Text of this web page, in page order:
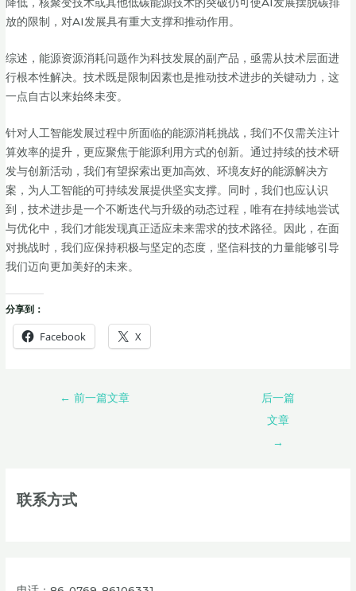
降低，核聚变技术或其他低碳能源技术的突破仍可使AI发展摆脱碳排
放的限制，对AI发展具有重大支撑和推动作用。
综述，能源资源消耗问题作为科技发展的副产品，亟需从技术层面进
行根本性解决。技术既是限制因素也是推动技术进步的关键动力，这
一点自古以来始终未变。
针对人工智能发展过程中所面临的能源消耗挑战，我们不仅需关注计
算效率的提升，更应聚焦于能源利用方式的创新。通过持续的技术研
发与创新活动，我们有望探索出更加高效、环境友好的能源解决方
案，为人工智能的可持续发展提供坚实支撑。同时，我们也应认识
到，技术进步是一个不断迭代与升级的动态过程，唯有在持续地尝试
与优化中，我们才能发现真正适应未来需求的技术路径。因此，在面
对挑战时，我们应保持积极与坚定的态度，坚信科技的力量能够引导
我们迈向更加美好的未来。
分享到：
Facebook X
← 前一篇文章
后一篇
文章
→
联系方式